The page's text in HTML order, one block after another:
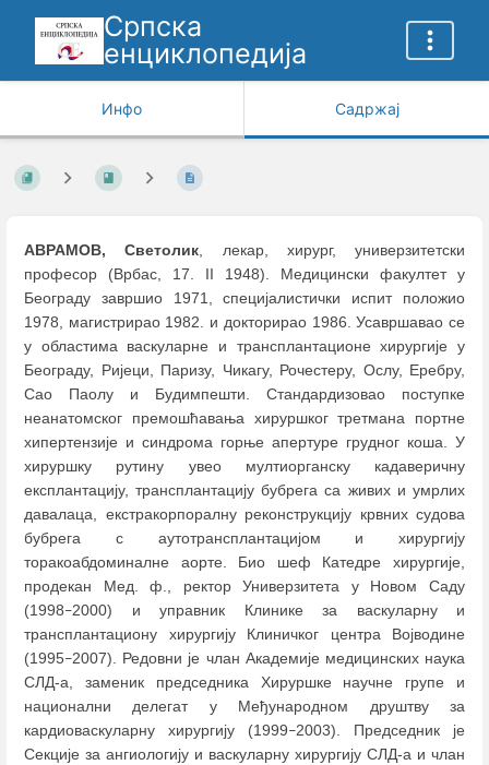
Српска
енциклопедија
Инфо Садржај
АВРАМОВ, Светолик, лекар, хирург, универзитетски
професор (Врбас, 17. II 1948). Медицински факултет у
Београду завршио 1971, специјалистички испит положио
1978, магистрирао 1982. и докторирао 1986. Усавршавао се
у областима васкуларне и трансплантационе хирургије у
Београду, Ријеци, Паризу, Чикагу, Рочестеру, Ослу, Еребру,
Сао Паолу и Будимпешти. Стандардизовао поступке
неанатомског премошћавања хируршког третмана портне
хипертензије и синдрома горње апертуре грудног коша. У
хируршку рутину увео мултиорганску кадаверичну
експлантацију, трансплантацију бубрега са живих и умрлих
давалаца, екстракорпоралну реконструкцију крвних судова
бубрега с аутотрансплантацијом и хирургију
торакоабдоминалне аорте. Био шеф Катедре хирургије,
продекан Мед. ф., ректор Универзитета у Новом Саду
(1998–2000) и управник Клинике за васкуларну и
трансплантациону хирургију Клиничког центра Војводине
(1995–2007). Редовни је члан Академије медицинских наука
СЛД-а, заменик председника Хируршке научне групе и
национални делегат у Међународном друштву за
кардиоваскуларну хирургију (1999–2003). Председник је
Секције за ангиологију и васкуларну хирургију СЛД-а и члан